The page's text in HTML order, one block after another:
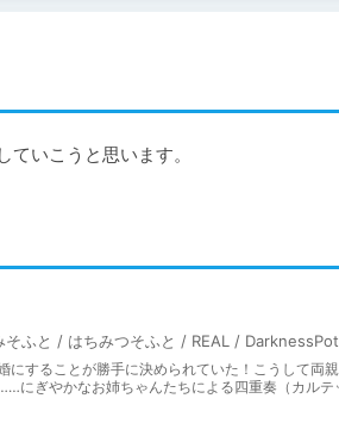
いこうと思います。
にすることが勝手に決められていた！こうして両
にぎやかなお姉ちゃんたちによる四重奏（カルテ